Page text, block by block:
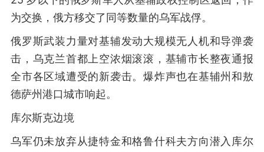
为交换，俄方移交了同等数量的乌军战俘。
俄罗斯武装力量对基辅发动大规模无人机和导弹袭
击，乌克兰首都上空浓烟滚滚，基辅市长整夜通报
全市各区域遭受的新袭击。爆炸声也在基辅州和敖
德萨州港口城市响起。
库尔斯克边境
乌军仍未放弃从捷特金和格鲁什科夫方向潜入库尔